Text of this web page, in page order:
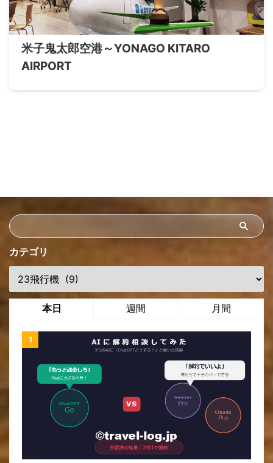
米子鬼太郎空港～YONAGO KITARO
AIRPORT
カテゴリ
本日 週間 月間